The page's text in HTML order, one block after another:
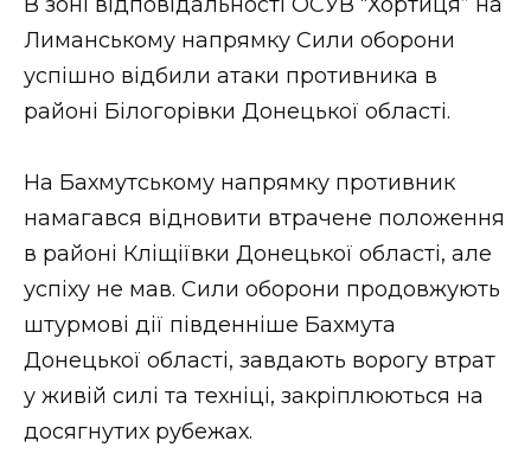
Лиманському напрямку Сили оборони
успішно відбили атаки противника в
районі Білогорівки Донецької області.
На Бахмутському напрямку противник
намагався відновити втрачене положення
в районі Кліщіївки Донецької області, але
успіху не мав. Сили оборони продовжують
штурмові дії південніше Бахмута
Донецької області, завдають ворогу втрат
у живій силі та техніці, закріплюються на
досягнутих рубежах.